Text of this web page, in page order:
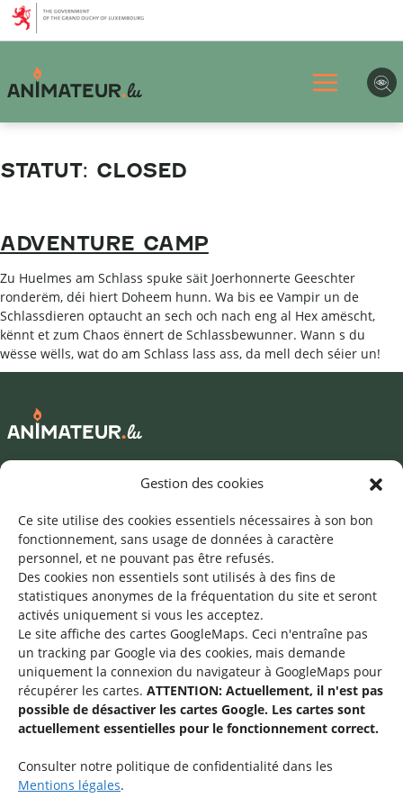
Gestion des cookies
Ce site utilise des cookies essentiels nécessaires à son bon
fonctionnement, sans usage de données à caractère
personnel, et ne pouvant pas être refusés.
Des cookies non essentiels sont utilisés à des fins de
statistiques anonymes de la fréquentation du site et seront
activés uniquement si vous les acceptez.
Le site affiche des cartes GoogleMaps. Ceci n'entraîne pas
un tracking par Google via des cookies, mais demande
uniquement la connexion du navigateur à GoogleMaps pour
récupérer les cartes. ATTENTION: Actuellement, il n'est pas
possible de désactiver les cartes Google. Les cartes sont
actuellement essentielles pour le fonctionnement correct.
Consulter notre politique de confidentialité dans les
Mentions légales.
Aller
au
menu
principal
Aller
au
contenu
Aller
au
pied
page
STATUT: CLOSED
ADVENTURE CAMP
Zu Huelmes am Schlass spuke säit Joerhonnerte Geeschter
ronderëm, déi hiert Doheem hunn. Wa bis ee Vampir un de
Schlassdieren optaucht an sech och nach eng al Hex amëscht,
kënnt et zum Chaos ënnert de Schlassbewunner. Wann s du
wësse wëlls, wat do am Schlass lass ass, da mell dech séier un!
Mentions légales
Une offre du
Service national de la jeunesse
48-50 rue Charles Martel